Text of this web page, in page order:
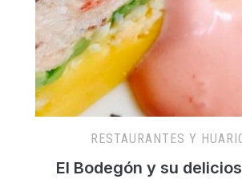
RESTAURANTES Y
El Bodegón y su